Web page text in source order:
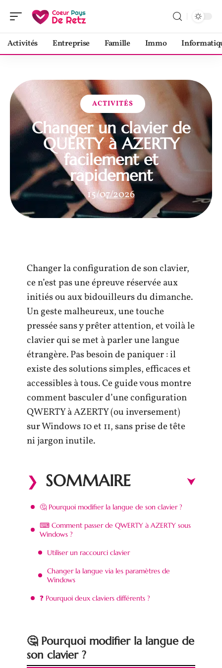
Activités Entreprise Famille Immo
ACTIVITÉS
Changer un clavier de
QUERTY à AZERTY
facilement et
rapidement
15/07/2026
Changer la configuration de son clavier,
ce n’est pas une épreuve réservée aux
initiés ou aux bidouilleurs du dimanche.
Un geste malheureux, une touche
pressée sans y prêter attention, et voilà le
clavier qui se met à parler une langue
étrangère. Pas besoin de paniquer : il
existe des solutions simples, efficaces et
accessibles à tous. Ce guide vous montre
comment basculer d’une configuration
QWERTY à AZERTY (ou inversement)
sur Windows 10 et 11, sans prise de tête
ni jargon inutile.
SOMMAIRE
🤔 Pourquoi modifier la langue de son clavier ?
⌨ Comment passer de QWERTY à AZERTY sous
Windows ?
Utiliser un raccourci clavier
Changer la langue via les paramètres de
Windows
❓ Pourquoi deux claviers différents ?
🤔 Pourquoi modifier la langue de
son clavier ?